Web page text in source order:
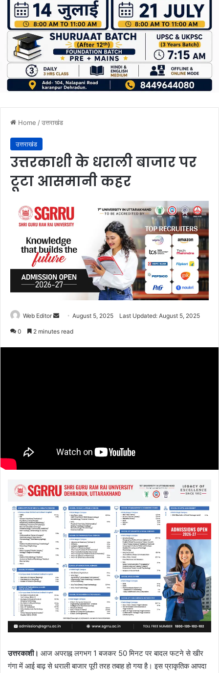
Home /उत्तराखंड
उत्तराखंड
उत्तरकाशी के धराली बाजार पर
टूटा आसमानी कहर
Web Editor August 5, 2025 Last Updated: August 5, 2025
0 2 minutes read
उत्तरकाशी। आज अपराह्न लगभग 1 बजकर 50 मिनट पर बादल फटने से खीर
गंगा में आई बाढ़ से धराली बाजार पूरी तरह तबाह हो गया है। इस प्राकृतिक आपदा